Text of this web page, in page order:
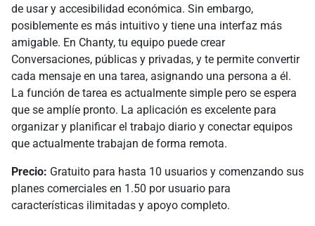
de usar y accesibilidad económica. Sin embargo,
posiblemente es más intuitivo y tiene una interfaz más
amigable. En Chanty, tu equipo puede crear
Conversaciones, públicas y privadas, y te permite convertir
cada mensaje en una tarea, asignando una persona a él.
La función de tarea es actualmente simple pero se espera
que se amplíe pronto. La aplicación es excelente para
organizar y planificar el trabajo diario y conectar equipos
que actualmente trabajan de forma remota.
Precio: Gratuito para hasta 10 usuarios y comenzando sus
planes comerciales en 1.50 por usuario para
características ilimitadas y apoyo completo.